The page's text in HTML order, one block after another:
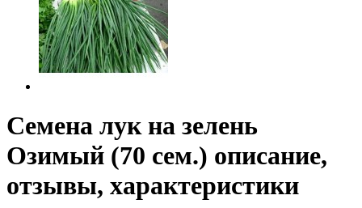
Семена лук на зелень
Озимый (70 сем.) описание,
отзывы, характеристики